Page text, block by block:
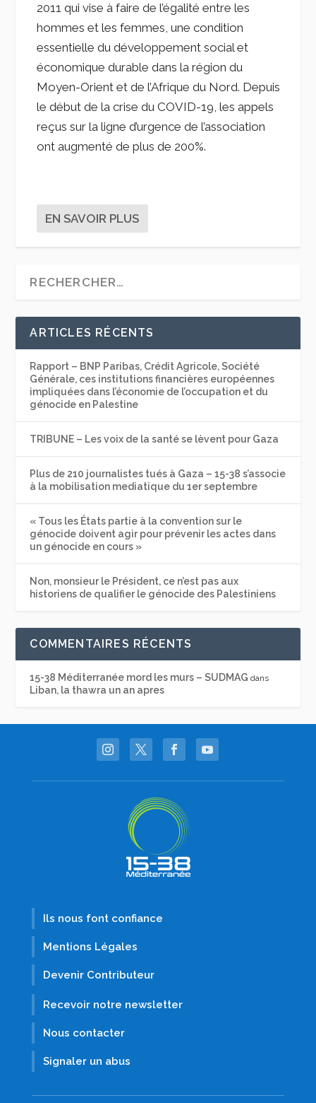
2011 qui vise à faire de l’égalité entre les
hommes et les femmes, une condition
essentielle du développement social et
économique durable dans la région du
Moyen-Orient et de l’Afrique du Nord. Depuis
le début de la crise du COVID-19, les appels
reçus sur la ligne d’urgence de l’association
ont augmenté de plus de 200%.
EN SAVOIR PLUS
ARTICLES RÉCENTS
Rapport – BNP Paribas, Crédit Agricole, Société
Générale, ces institutions financières européennes
impliquées dans l’économie de l’occupation et du
génocide en Palestine
TRIBUNE – Les voix de la santé se lèvent pour Gaza
Plus de 210 journalistes tués à Gaza – 15-38 s’associe
à la mobilisation mediatique du 1er septembre
« Tous les États partie à la convention sur le
génocide doivent agir pour prévenir les actes dans
un génocide en cours »
Non, monsieur le Président, ce n’est pas aux
historiens de qualifier le génocide des Palestiniens
COMMENTAIRES RÉCENTS
15-38 Méditerranée mord les murs – SUDMAG dans
Liban, la thawra un an apres
Ils nous font confiance
Mentions Légales
Devenir Contributeur
Recevoir notre newsletter
Nous contacter
Signaler un abus